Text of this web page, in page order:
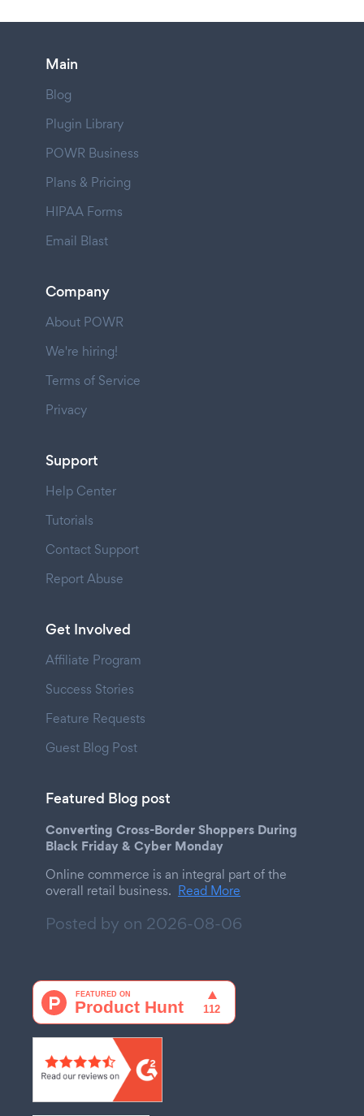
Main
Blog
Plugin Library
POWR Business
Plans & Pricing
HIPAA Forms
Email Blast
Company
About POWR
We're hiring!
Terms of Service
Privacy
Support
Help Center
Tutorials
Contact Support
Report Abuse
Get Involved
Affiliate Program
Success Stories
Feature Requests
Guest Blog Post
Featured Blog post
Converting Cross-Border Shoppers During
Black Friday & Cyber Monday
Online commerce is an integral part of the
overall retail business. Read More
Posted by on 2026-08-06